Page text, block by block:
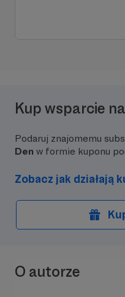
Kup wsparcie
Podaruj znajomemu
Den w formie kuponu
Zobacz jak działają
O autorze